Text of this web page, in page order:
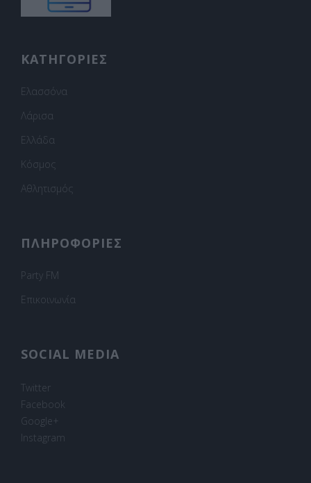
ΚΑΤΗΓΟΡΙΕΣ
Ελασσόνα
Λάρισα
Ελλάδα
Κόσμος
Αθλητισμός
ΠΛΗΡΟΦΟΡΙΕΣ
Party FM
Επικοινωνία
SOCIAL MEDIA
Twitter
Facebook
Google+
Instagram